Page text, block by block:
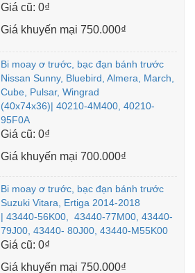
Giá cũ: 0₫
Giá khuyến mại 750.000₫
Bi moay ơ trước, bạc đạn bánh trước
Nissan Sunny, Bluebird, Almera, March,
Cube, Pulsar, Wingrad
(40x74x36)| 40210-4M400, 40210-
95F0A
Giá cũ: 0₫
Giá khuyến mại 700.000₫
Bi moay ơ trước, bạc đạn bánh trước
Suzuki Vitara, Ertiga 2014-2018
| 43440-56K00, 43440-77M00, 43440-
79J00, 43440- 80J00, 43440-M55K00
Giá cũ: 0₫
Giá khuyến mại 750.000₫